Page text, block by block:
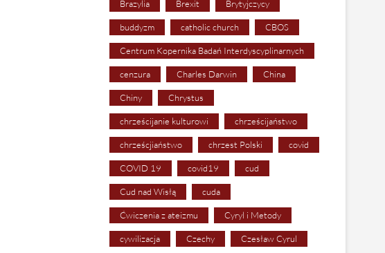
Brazylia Brexit Brytyjczycy
buddyzm catholic church CBOS
Centrum Kopernika Badań Interdyscyplinarnych
cenzura Charles Darwin China
Chiny Chrystus
chrześcijanie kulturowi chrześcijaństwo
chrześcjiaństwo chrzest Polski covid
COVID 19 covid19 cud
Cud nad Wisłą cuda
Ćwiczenia z ateizmu Cyryl i Metody
cywilizacja Czechy Czesław Cyrul